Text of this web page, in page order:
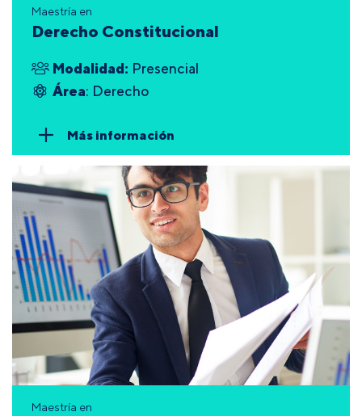
Maestría en
Derecho Constitucional
Modalidad: Presencial
Área: Derecho
Más información
Maestría en